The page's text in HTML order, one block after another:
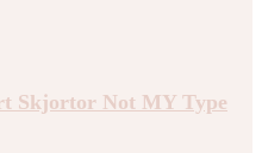
Skjortor Not MY Type